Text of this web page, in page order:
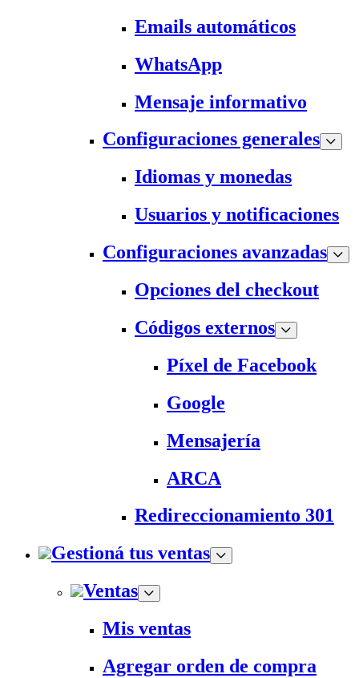
Emails automáticos
WhatsApp
Mensaje informativo
Configuraciones generales
Idiomas y monedas
Usuarios y notificaciones
Configuraciones avanzadas
Opciones del checkout
Códigos externos
Píxel de Facebook
Google
Mensajería
ARCA
Redireccionamiento 301
Gestioná tus ventas
Ventas
Mis ventas
Agregar orden de compra